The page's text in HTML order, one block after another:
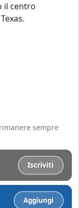
il centro
sempre
Iscriviti
Aggiungi